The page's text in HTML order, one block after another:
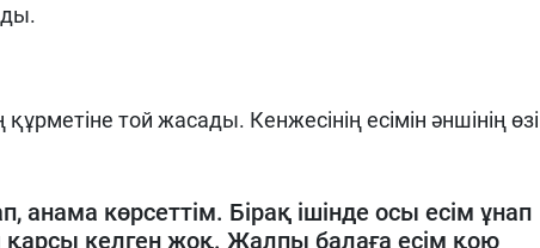
той жасады. Кенжесінің есімін әншінің өзі
анама көрсеттім. Бірақ ішінде осы есім ұнап
келген жоқ. Жалпы балаға есім қою